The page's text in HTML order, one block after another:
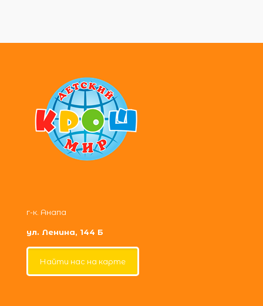
г-к. Анапа
ул. Ленина, 144 Б
Найти нас на карте